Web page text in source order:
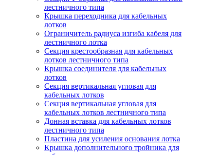
лестничного типа
Крышка переходника для кабельных
лотков
Ограничитель радиуса изгиба кабеля для
лестничного лотка
Секция крестообразная для кабельных
лотков лестничного типа
Крышка соединителя для кабельных
лотков
Секция вертикальная угловая для
кабельных лотков
Секция вертикальная угловая для
кабельных лотков лестничного типа
Донная вставка для кабельных лотков
лестничного типа
Пластина для усиления основания лотка
Крышка дополнительного тройника для